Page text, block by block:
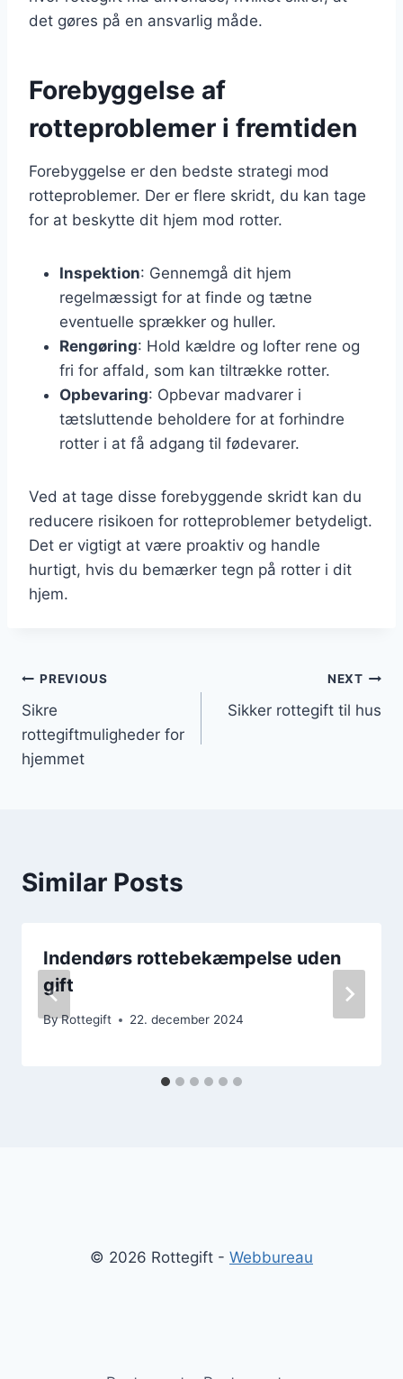
det gøres på en ansvarlig måde.
Forebyggelse af
rotteproblemer i fremtiden
Forebyggelse er den bedste strategi mod
rotteproblemer. Der er flere skridt, du kan tage
for at beskytte dit hjem mod rotter.
Inspektion: Gennemgå dit hjem
regelmæssigt for at finde og tætne
eventuelle sprækker og huller.
Rengøring: Hold kældre og lofter rene og
fri for affald, som kan tiltrække rotter.
Opbevaring: Opbevar madvarer i
tætsluttende beholdere for at forhindre
rotter i at få adgang til fødevarer.
Ved at tage disse forebyggende skridt kan du
reducere risikoen for rotteproblemer betydeligt.
Det er vigtigt at være proaktiv og handle
hurtigt, hvis du bemærker tegn på rotter i dit
hjem.
Indlægsnavigation
PREVIOUS
Sikre
rottegiftmuligheder for
hjemmet
NEXT
Sikker rottegift til hus
Similar Posts
Indendørs rottebekæmpelse uden
gift
ByRottegift 22. december 2024
© 2026 Rottegift - Webbureau